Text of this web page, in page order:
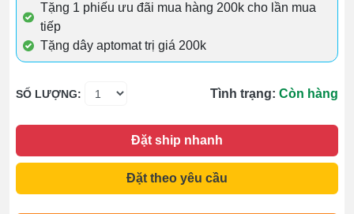
Tặng 1 phiếu ưu đãi mua hàng 200k cho lần mua
tiếp
Tặng dây aptomat trị giá 200k
SỐ LƯỢNG: Tình trạng: Còn hàng
Đặt ship nhanh
Đặt theo yêu cầu